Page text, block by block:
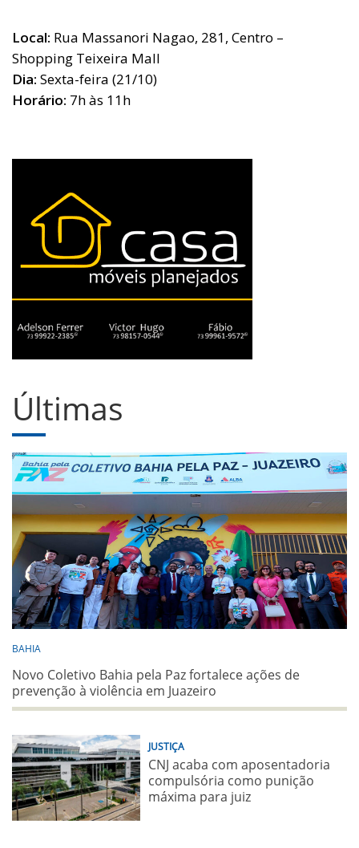
Local: Rua Massanori Nagao, 281, Centro –
Shopping Teixeira Mall
Dia: Sexta-feira (21/10)
Horário: 7h às 11h
Últimas
BAHIA
Novo Coletivo Bahia pela Paz fortalece ações de
prevenção à violência em Juazeiro
JUSTIÇA
CNJ acaba com aposentadoria
compulsória como punição
máxima para juiz